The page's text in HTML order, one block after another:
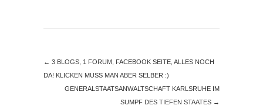
← 3 BLOGS, 1 FORUM, FACEBOOK SEITE, ALLES NOCH
DA! KLICKEN MUSS MAN ABER SELBER :)
GENERALSTAATSANWALTSCHAFT KARLSRUHE IM
SUMPF DES TIEFEN STAATES →